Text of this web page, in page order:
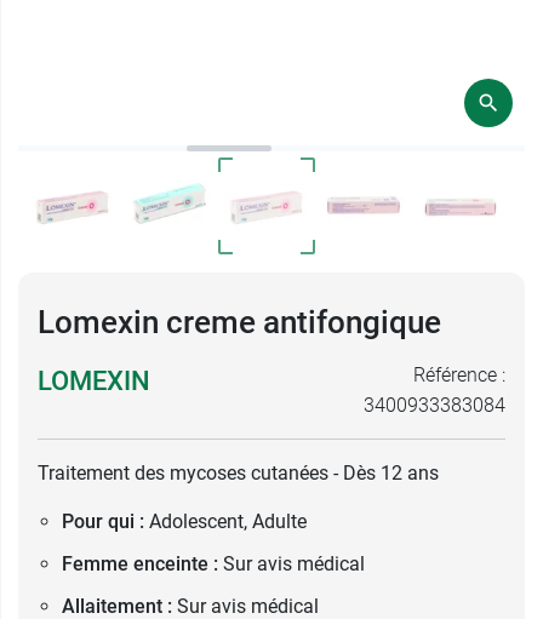
Lomexin creme antifongique
LOMEXIN
Référence :
3400933383084
Traitement des mycoses cutanées - Dès 12 ans
Pour qui : Adolescent, Adulte
Femme enceinte : Sur avis médical
Allaitement : Sur avis médical